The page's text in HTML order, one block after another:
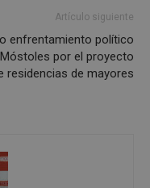
Artículo siguiente
enfrentamiento político
por el proyecto
residencias de mayores
Proveedor
Dominio